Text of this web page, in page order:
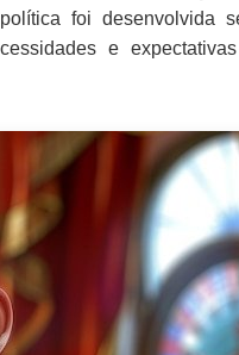
foi desenvolvida
e